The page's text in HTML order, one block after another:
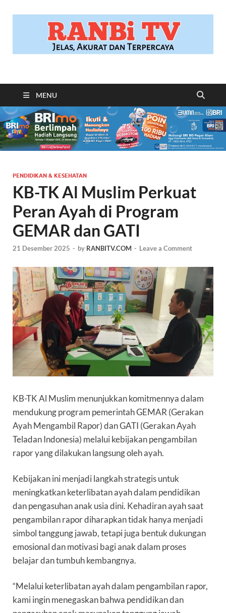
RANBITV.COM
MENU
PENDIDIKAN & KESEHATAN
KB-TK Al Muslim Perkuat
Peran Ayah di Program
GEMAR dan GATI
21 Desember 2025 - by RANBITV.COM - Leave a Comment
KB-TK Al Muslim menunjukkan komitmennya dalam
mendukung program pemerintah GEMAR (Gerakan
Ayah Mengambil Rapor) dan GATI (Gerakan Ayah
Teladan Indonesia) melalui kebijakan pengambilan
rapor yang dilakukan langsung oleh ayah.
Kebijakan ini menjadi langkah strategis untuk
meningkatkan keterlibatan ayah dalam pendidikan
dan pengasuhan anak usia dini. Kehadiran ayah saat
pengambilan rapor diharapkan tidak hanya menjadi
simbol tanggung jawab, tetapi juga bentuk dukungan
emosional dan motivasi bagi anak dalam proses
belajar dan tumbuh kembangnya.
“Melalui keterlibatan ayah dalam pengambilan rapor,
kami ingin menegaskan bahwa pendidikan dan